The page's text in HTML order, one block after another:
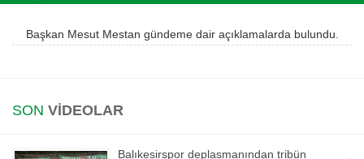
Instagram
iOS
Başkan Mesut Mestan gündeme dair açıklamalarda bulundu.
SON VİDEOLAR
Balıkesirspor deplasmanından tribün